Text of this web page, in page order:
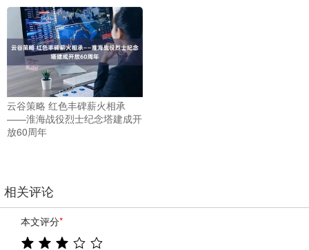
云谷策略 红色丰碑薪火相承
——淮海战役烈士纪念塔建成开
放60周年
相关评论
本文评分*